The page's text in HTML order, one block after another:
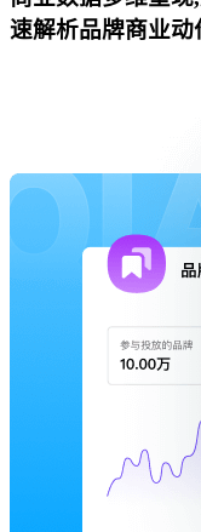
速解析品牌商业动